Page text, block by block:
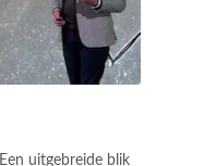
Een uitgebreide blik